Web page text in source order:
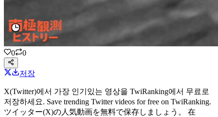
0 0
저장
X(Twitter)에서 가장 인기있는 영상을 TwiRanking에서 무료로
저장하세요. Save trending Twitter videos for free on TwiRanking.
ツイッター(X)の人気動画を無料で保存しましょう。 在